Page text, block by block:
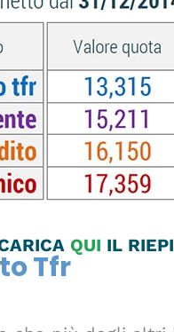
QUI IL
Tfr